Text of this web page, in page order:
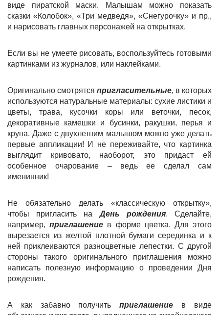
виде пиратской маски. Малышам можно показать
сказки «Колобок», «Три медведя», «Снегурочку» и пр.,
и нарисовать главных персонажей на открытках.
Если вы не умеете рисовать, воспользуйтесь готовыми
картинками из журналов, или наклейками.
Оригинально смотрятся пригласительные, в которых
используются натуральные материалы: сухие листики и
цветы, трава, кусочки коры или веточки, песок,
декоративные камешки и бусинки, ракушки, перья и
крупа. Даже с двухлетним малышом можно уже делать
первые аппликации! И не переживайте, что картинка
выглядит кривовато, наоборот, это придаст ей
особенное очарование – ведь ее сделал сам
именинник!
Не обязательно делать «классическую открытку»,
чтобы пригласить наДень рождения. Сделайте,
например,приглашение в форме цветка. Для этого
вырезается из желтой плотной бумаги серединка и к
ней приклеиваются разноцветные лепестки. С другой
стороны такого оригинального приглашения можно
написать полезную информацию о проведении Дня
рождения.
А как забавно получитьприглашение в виде